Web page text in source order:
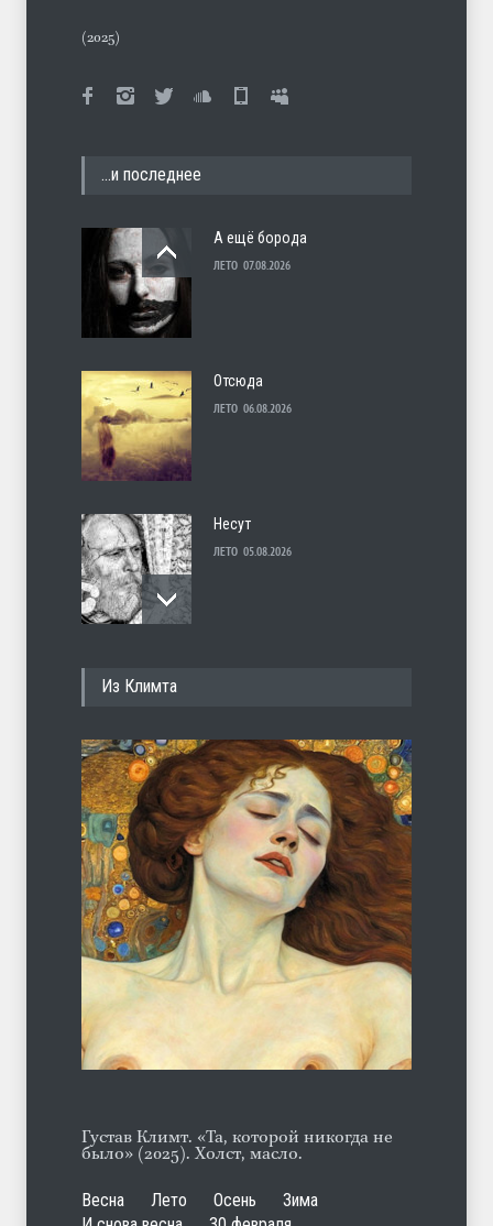
(2025)
…и последнее
А ещё борода
ЛЕТО 07.08.2026
Отсюда
ЛЕТО 06.08.2026
Несут
ЛЕТО 05.08.2026
С теплотой
ЛЕТО 03.08.2026
Марципан (из Агнии Барто)
ЛЕТО 31.07.2026
Из Климта
Густав Климт. «Та, которой никогда не
было» (2025). Холст, масло.
Весна Лето Осень
Зима